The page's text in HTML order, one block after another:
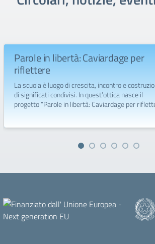
Parole in libertà: Caviardage per
riflettere
La scuola è luogo di crescita, incontro e
di significati condivisi. In quest’ottica nasce il
progetto “Parole in libertà: Caviardage per